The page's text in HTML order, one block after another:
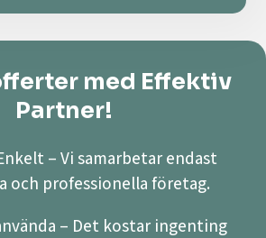
med Effektiv
Partner!
– Vi samarbetar endast
och professionella företag.
– Det kostar ingenting